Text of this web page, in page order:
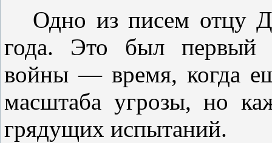
Одно из писем отцу
года. Это был первый
войны — время, когда
масштаба угрозы, но
грядущих испытаний.